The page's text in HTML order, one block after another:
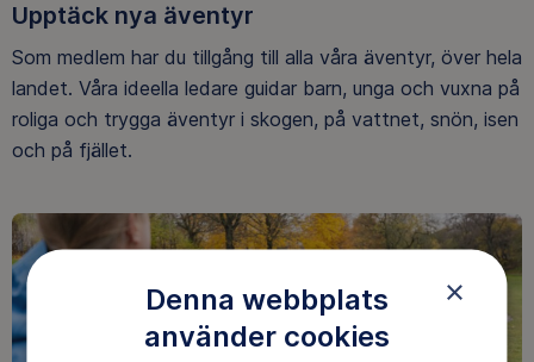
Upptäck nya äventyr
Som medlem har du tillgång till alla våra äventyr, över hela
landet. Våra ideella ledare guidar barn, unga och vuxna på
roliga och trygga äventyr i skogen, på vattnet, snön, isen
och på fjället.
×
Denna webbplats
använder cookies